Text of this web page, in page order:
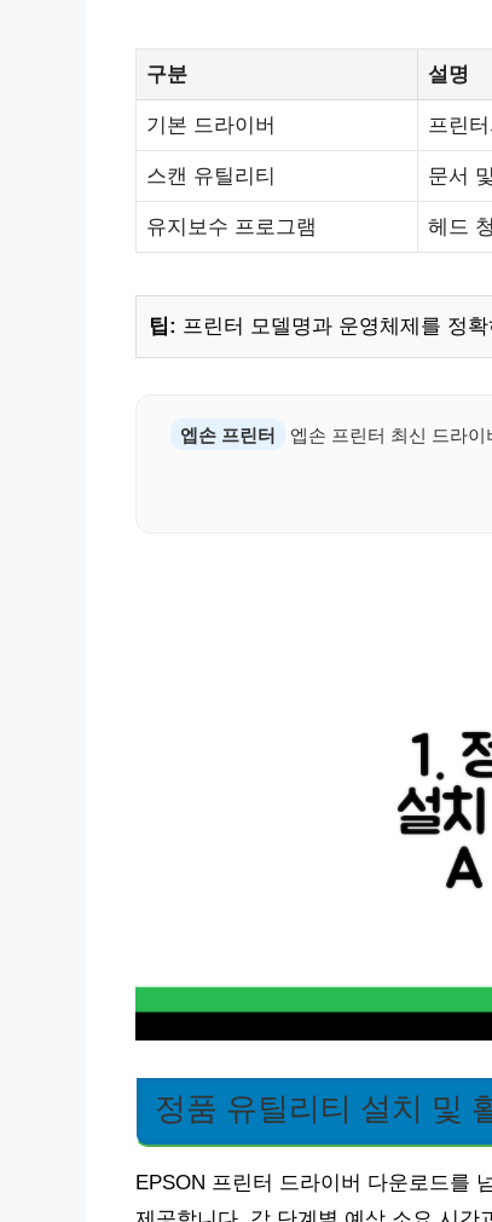
구분 설명
기본 드라이버 프린
스캔 유틸리티 문서
유지보수 프로그램 헤드
팁: 프린터 모델명과 운영체제를 정
엡손 프린터
엡손 프린터 최신 드라
정품 유틸리티 설치 및
EPSON 프린터 드라이버 다운로드를